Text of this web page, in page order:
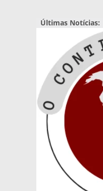
para
conteúdo
Últimas Notícias: